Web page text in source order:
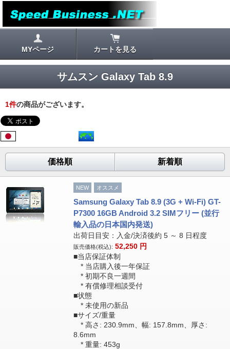
MYページ カートを見る
サムスン Galaxy Tab 8.9
1件の商品がございます。
価格順 新着順
NEW オススメ
Samsung Galaxy Tab 8.9 (3G + Wi-Fi) GT-
P7300 16GB Android 3.2 SIMフリー (並行
輸入品の日本国内発送)
出荷日目安：入金/決済後約 5 ～ 8 日程度
販売価格(税込): 52,250 円
■当店保証体制
* 当店購入後一年保証
* 初期不良一週間
* 有償修理相談受付
■状態
* 未使用の新品
■サイズ/重量
* 高さ: 230.9mm、幅: 157.8mm、厚さ:
8.6mm
* 重量: 453g